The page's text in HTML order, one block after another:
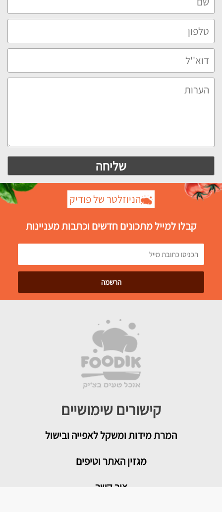
הניוזלטר של פודיק
קבלו למייל מתכונים חדשים וכתבות מעניינות
קישורים שימושיים
המרת מידות ומשקל לאפייה ובישול
מגזין האתר וטיפים
צור קשר